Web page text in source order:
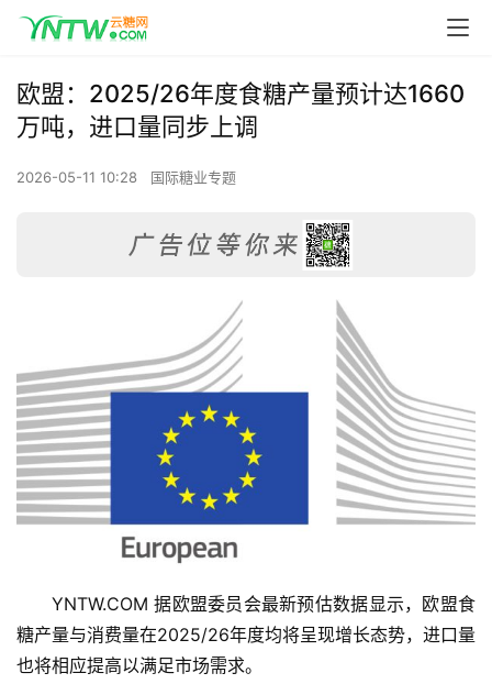
欧盟：2025/26年度食糖产量预计达1660
万吨，进口量同步上调
2026-05-11 10:28 国际糖业专题
YNTW.COM 据欧盟委员会最新预估数据显示，欧盟食
糖产量与消费量在2025/26年度均将呈现增长态势，进口量
也将相应提高以满足市场需求。